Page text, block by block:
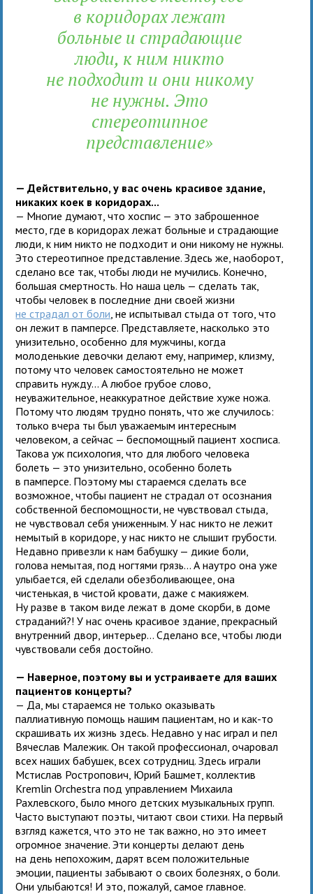
в коридорах лежат
больные и страдающие
люди, к ним никто
не подходит и они никому
не нужны. Это
стереотипное
представление»
— Действительно, у вас очень красивое здание,
никаких коек в коридорах...
— Многие думают, что хоспис — это заброшенное
место, где в коридорах лежат больные и страдающие
люди, к ним никто не подходит и они никому не нужны.
Это стереотипное представление. Здесь же, наоборот,
сделано все так, чтобы люди не мучились. Конечно,
большая смертность. Но наша цель — сделать так,
чтобы человек в последние дни своей жизни
не страдал от боли , не испытывал стыда от того, что
он лежит в памперсе. Представляете, насколько это
унизительно, особенно для мужчины, когда
молоденькие девочки делают ему, например, клизму,
потому что человек самостоятельно не может
справить нужду... А любое грубое слово,
неуважительное, неаккуратное действие хуже ножа.
Потому что людям трудно понять, что же случилось:
только вчера ты был уважаемым интересным
человеком, а сейчас — беспомощный пациент хосписа.
Такова уж психология, что для любого человека
болеть — это унизительно, особенно болеть
в памперсе. Поэтому мы стараемся сделать все
возможное, чтобы пациент не страдал от осознания
собственной беспомощности, не чувствовал стыда,
не чувствовал себя униженным. У нас никто не лежит
немытый в коридоре, у нас никто не слышит грубости.
Недавно привезли к нам бабушку — дикие боли,
голова немытая, под ногтями грязь... А наутро она уже
улыбается, ей сделали обезболивающее, она
чистенькая, в чистой кровати, даже с макияжем.
Ну разве в таком виде лежат в доме скорби, в доме
страданий?! У нас очень красивое здание, прекрасный
внутренний двор, интерьер... Сделано все, чтобы люди
чувствовали себя достойно.
— Наверное, поэтому вы и устраиваете для ваших
пациентов концерты?
— Да, мы стараемся не только оказывать
паллиативную помощь нашим пациентам, но и как-то
скрашивать их жизнь здесь. Недавно у нас играл и пел
Вячеслав Малежик. Он такой профессионал, очаровал
всех наших бабушек, всех сотрудниц. Здесь играли
Мстислав Ростропович, Юрий Башмет, коллектив
Kremlin Orchestra под управлением Михаила
Рахлевского, было много детских музыкальных групп.
Часто выступают поэты, читают свои стихи. На первый
взгляд кажется, что это не так важно, но это имеет
огромное значение. Эти концерты делают день
на день непохожим, дарят всем положительные
эмоции, пациенты забывают о своих болезнях, о боли.
Они улыбаются! И это, пожалуй, самое главное.